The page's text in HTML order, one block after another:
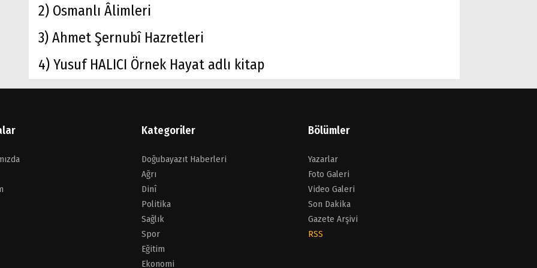
2) Osmanlı Âlimleri
3) Ahmet Şernubî Hazretleri
4) Yusuf HALICI Örnek Hayat adlı kitap
Kategoriler
Doğubayazıt Haberleri
Ağrı
Dinî
Politika
Sağlık
Spor
Eğitim
Ekonomi
Bölümler
Yazarlar
Foto Galeri
Video Galeri
Son Dakika
Gazete Arşivi
RSS